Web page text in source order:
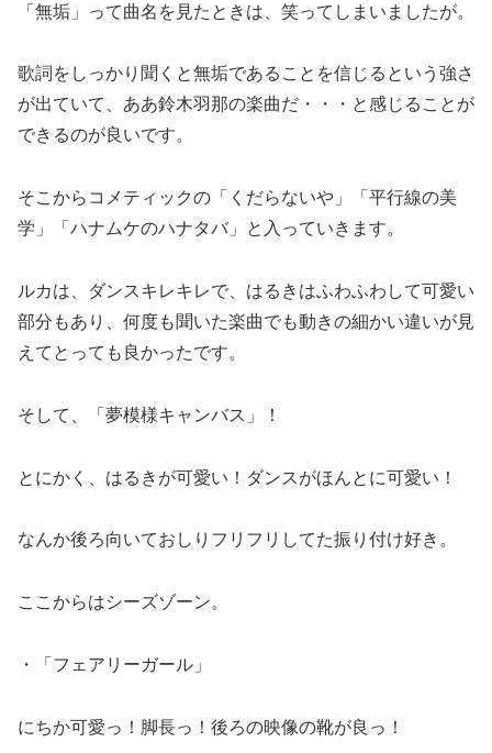
「無垢」って曲名を見たときは、笑ってしまいましたが。
歌詞をしっかり聞くと無垢であることを信じるという強さ
が出ていて、ああ鈴木羽那の楽曲だ・・・と感じることが
できるのが良いです。
そこからコメティックの「くだらないや」「平行線の美
学」「ハナムケのハナタバ」と入っていきます。
ルカは、ダンスキレキレで、はるきはふわふわして可愛い
部分もあり、何度も聞いた楽曲でも動きの細かい違いが見
えてとっても良かったです。
そして、「夢模様キャンバス」！
とにかく、はるきが可愛い！ダンスがほんとに可愛い！
なんか後ろ向いておしりフリフリしてた振り付け好き。
ここからはシーズゾーン。
・「フェアリーガール」
にちか可愛っ！脚長っ！後ろの映像の靴が良っ！